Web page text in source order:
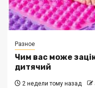
Разное
Чим вас може
дитячий
2 недели тому назад